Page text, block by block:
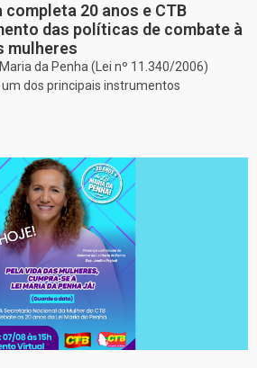
completa 20 anos e CTB
das políticas de combate à
mulheres
da Penha (Lei nº 11.340/2006)
dos principais instrumentos